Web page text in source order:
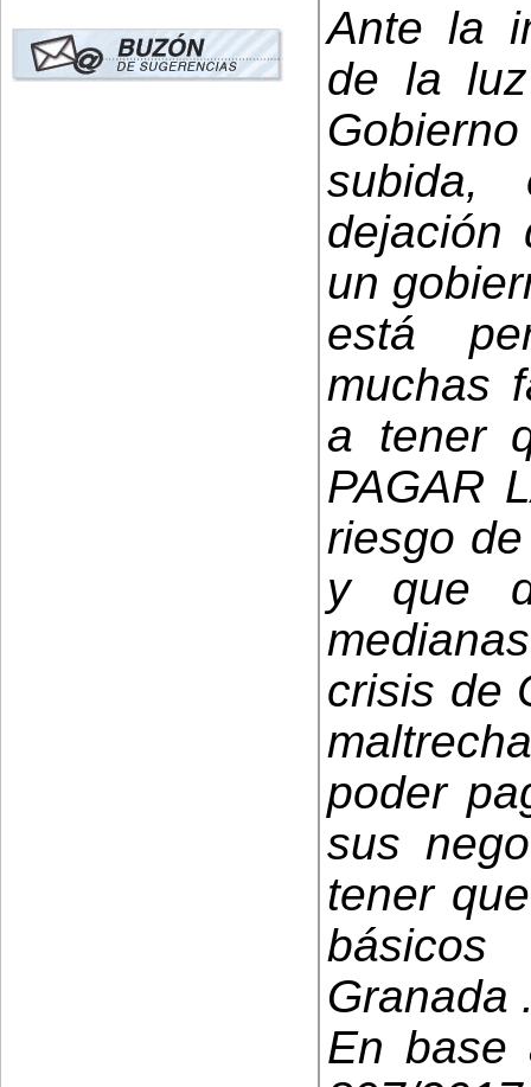
Ante la
de la
subida,
dejación
un
está
muchas
a tener
PAGAR
riesgo
y que
crisis de
poder
sus
tener
Granada
En base